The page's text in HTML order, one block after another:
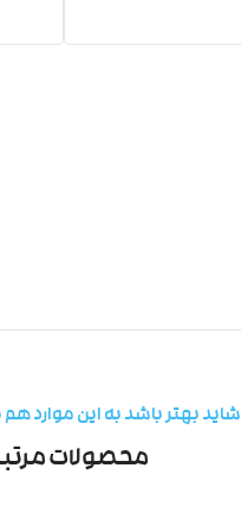
شاید بهتر باشد به این موارد هم
محصولات